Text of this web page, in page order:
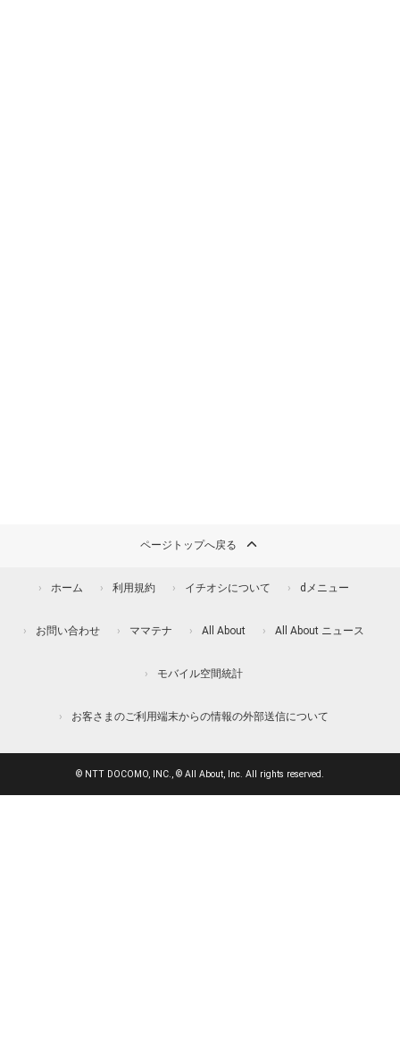
ページトップへ戻る
ホーム 利用規約 イチオシについて dメニュー
お問い合わせ ママテナ All About All About ニュース
モバイル空間統計
お客さまのご利用端末からの情報の外部送信について
© NTT DOCOMO, INC., © All About, Inc. All rights reserved.